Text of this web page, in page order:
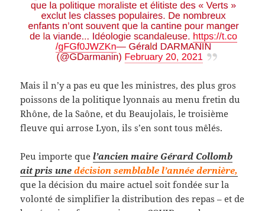
Mais il n’y a pas eu que les ministres, des plus gros
poissons de la politique lyonnais au menu fretin du
Rhône, de la Saône, et du Beaujolais, le troisième
fleuve qui arrose Lyon, ils s’en sont tous mêlés.
Peu importe quel’ancien maire Gérard Collomb
ait pris unedécision semblable l’année dernière,
que la décision du maire actuel soit fondée sur la
volonté de simplifier la distribution des repas – et de